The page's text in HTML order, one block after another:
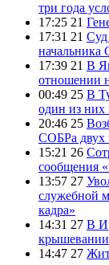
три года
17:25 21
17:31 21 Суд
17:39 21 В
отношении
00:49 25 В
один из них
20:46 25
СОБРа двух
15:21 26
сообщения
13:57 27
служебной
кадра»
14:31 27 В
крышевании
14:47 27